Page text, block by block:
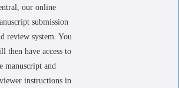
our online
submission
review system. You
then have access to
manuscript and
instructions in